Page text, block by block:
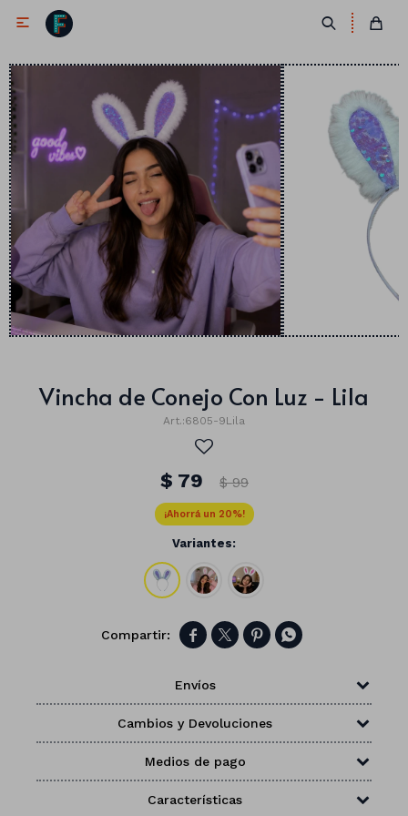

Vincha de Conejo Con Luz - Lila
6805-9Lila
$ 79 $ 99
20
Variantes:
   
Envíos
Cambios y Devoluciones
Medios de pago
Características
Antifaces
Lentes
Máscaras
Corbatas
Moños
Collares
Cañones
Gorros
Vinchas